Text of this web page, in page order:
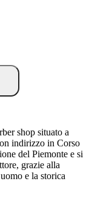
shop situato a
indirizzo in Corso
del Piemonte e si
grazie alla
e la storica